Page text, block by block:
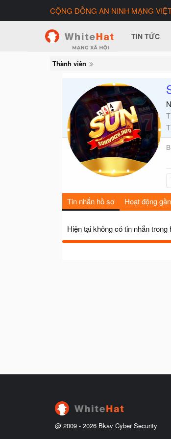
CỘNG ĐỒNG AN NINH MẠNG
TIN TỨC
Thành viên
Tin nhắn hồ sơ Hoạt động
Hiện tại không có tin nhắn
@ 2009 - 2026 Bkav Cyber Security